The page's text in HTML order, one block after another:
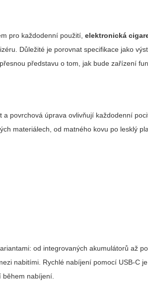
pro každodenní použití,elektronická
Důležité je porovnat specifikace jako
představu o tom, jak bude zařízení
a povrchová úprava ovlivňují každodenní
materiálech, od matného kovu po lesklý
od integrovaných akumulátorů až
nabitími. Rychlé nabíjení pomocí USB-C
nabíjení.